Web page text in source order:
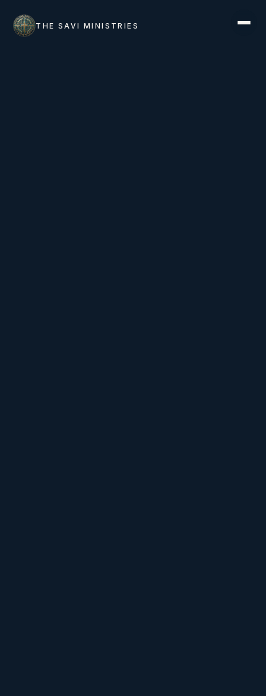
THE SAVI MINISTRIES